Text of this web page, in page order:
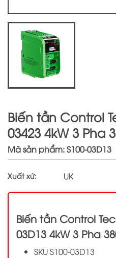
Biến tần Control
03423 4kW 3 Pha
Mã sản phẩm: S100-03D13
Xuất xứ: UK
Biến tần Control
03D13 4kW 3 Pha
SKU S100-03D13